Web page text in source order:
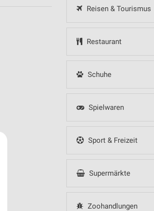
Reisen & Tourismus
Restaurant
Schuhe
Spielwaren
Sport & Freizeit
Supermärkte
Zoohandlungen